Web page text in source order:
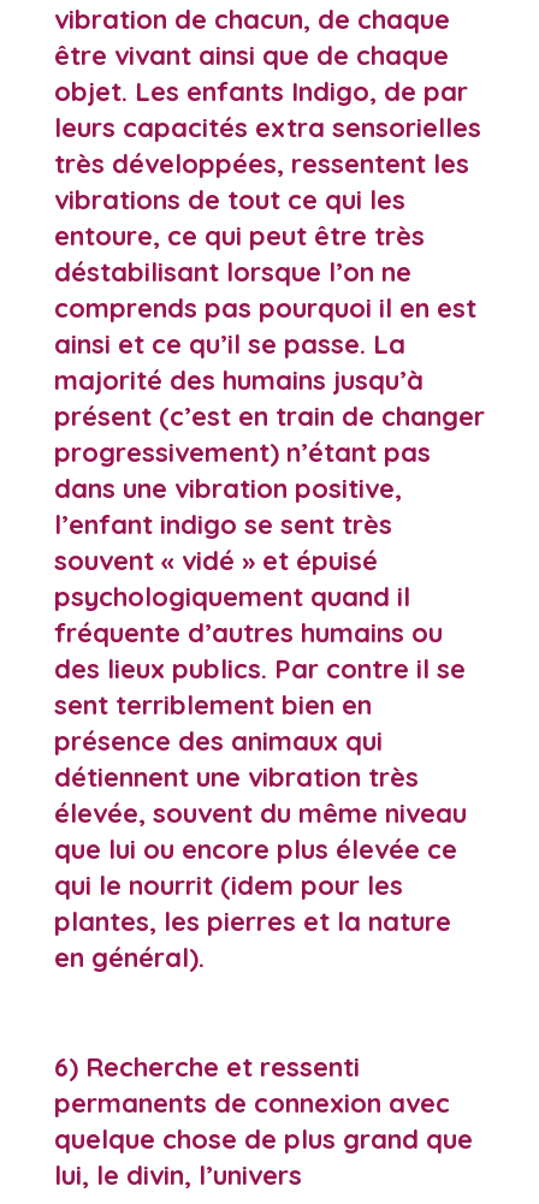
vibration de chacun, de chaque
être vivant ainsi que de chaque
objet. Les enfants Indigo, de par
leurs capacités extra sensorielles
très développées, ressentent les
vibrations de tout ce qui les
entoure, ce qui peut être très
déstabilisant lorsque l’on ne
comprends pas pourquoi il en est
ainsi et ce qu’il se passe. La
majorité des humains jusqu’à
présent (c’est en train de changer
progressivement) n’étant pas
dans une vibration positive,
l’enfant indigo se sent très
souvent « vidé » et épuisé
psychologiquement quand il
fréquente d’autres humains ou
des lieux publics. Par contre il se
sent terriblement bien en
présence des animaux qui
détiennent une vibration très
élevée, souvent du même niveau
que lui ou encore plus élevée ce
qui le nourrit (idem pour les
plantes, les pierres et la nature
en général).
6) Recherche et ressenti
permanents de connexion avec
quelque chose de plus grand que
lui, le divin, l’univers